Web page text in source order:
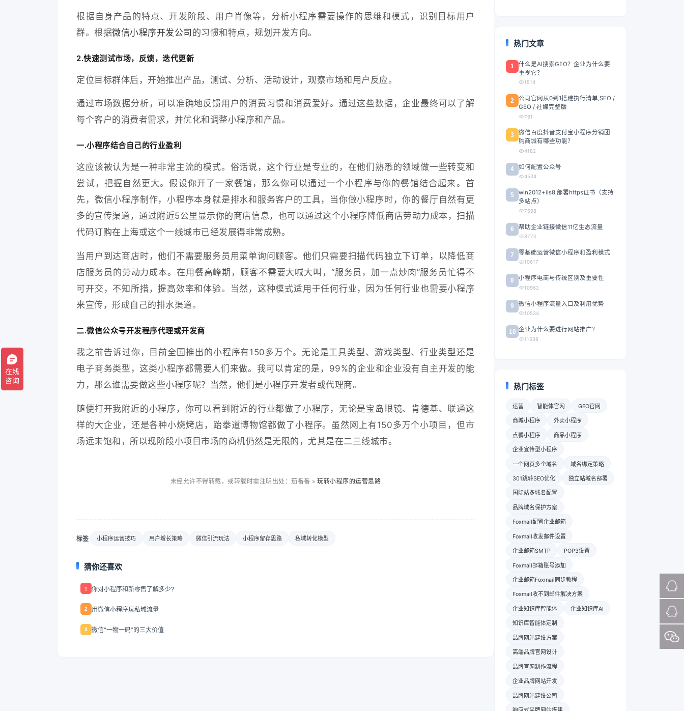
根据自身产品的特点、开发阶段、用户肖像等，分析小程序需要操作的思维和模式，识别目标用户
群。根据微信小程序开发公司 的习惯和特点，规划开发方向。
2.快速测试市场，反馈，迭代更新
定位目标群体后，开始推出产品，测试、分析、活动设计，观察市场和用户反应。
通过市场数据分析，可以准确地反馈用户的消费习惯和消费爱好。通过这些数据，企业最终可以了解
每个客户的消费者需求，并优化和调整小程序和产品。
一.小程序结合自己的行业盈利
这应该被认为是一种非常主流的模式。俗话说，这个行业是专业的，在他们熟悉的领域做一些转变和
尝试，把握自然更大。假设你开了一家餐馆，那么你可以通过一个小程序与你的餐馆结合起来。首
先，微信小程序制作，小程序本身就是排水和服务客户的工具，当你做小程序时，你的餐厅自然有更
多的宣传渠道，通过附近5公里显示你的商店信息，也可以通过这个小程序降低商店劳动力成本，扫描
代码订购在上海或这个一线城市已经发展得非常成熟。
当用户到达商店时，他们不需要服务员用菜单询问顾客。他们只需要扫描代码独立下订单，以降低商
店服务员的劳动力成本。在用餐高峰期，顾客不需要大喊大叫，“服务员，加一点炒肉”服务员忙得不
可开交，不知所措，提高效率和体验。当然，这种模式适用于任何行业，因为任何行业也需要小程序
来宣传，形成自己的排水渠道。
二.微信公众号开发程序代理或开发商
我之前告诉过你，目前全国推出的小程序有150多万个。无论是工具类型、游戏类型、行业类型还是
电子商务类型，这类小程序都需要人们来做。我可以肯定的是，99%的企业和企业没有自主开发的能
力，那么谁需要做这些小程序呢？当然，他们是小程序开发者或代理商。
随便打开我附近的小程序，你可以看到附近的行业都做了小程序，无论是宝岛眼镜、肯德基、联通这
样的大企业，还是各种小烧烤店，跆拳道博物馆都做了小程序。虽然网上有150多万个小项目，但市
场远未饱和，所以现阶段小项目市场的商机仍然是无限的，尤其是在二三线城市。
未经允许不得转载，或转载时需注明出处：茄番番 »玩转小程序的运营思路
标签 小程序运营技巧 用户增长策略 微信引流玩法 小程序留存思路 私域转化模型
猜你还喜欢
1 你对小程序和新零售了解多少?
2 用微信小程序玩私域流量
3 微信“一物一码”的三大价值
热门文章
1
什么是AI搜索GEO？企业为什么要
重视它？
1514
2
公司官网从0到1搭建执行清单,SEO /
GEO / 社媒完整版
791
3
微信百度抖音支付宝小程序分销团
购商城有哪些功能？
4182
4 如何配置公众号
4534
5
win2012+iis8 部署https证书（支持
多站点）
7598
6 帮助企业链接微信11亿生态流量
8770
7 零基础运营微信小程序和盈利模式
10617
8 小程序电商与传统区别及重要性
10962
9 微信小程序流量入口及利用优势
10534
10 企业为什么要进行网站推广？
11538
热门标签
运营 智能体官网 GEO官网
商城小程序 外卖小程序
点餐小程序 商品小程序
企业宣传型小程序
一个网页多个域名 域名绑定策略
301跳转SEO优化 独立站域名部署
国际站多域名配置
品牌域名保护方案
Foxmail配置企业邮箱
Foxmail收发邮件设置
企业邮箱SMTP POP3设置
Foxmail邮箱账号添加
企业邮箱Foxmail同步教程
Foxmail收不到邮件解决方案
企业知识库智能体 企业知识库AI
知识库智能体定制
品牌网站建设方案
高端品牌官网设计
品牌官网制作流程
企业品牌网站开发
品牌网站建设公司